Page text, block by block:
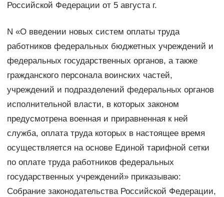
Российской Федерации от 5 августа г.
N «О введении новых систем оплаты труда
работников федеральных бюджетных учреждений и
федеральных государственных органов, а также
гражданского персонала воинских частей,
учреждений и подразделений федеральных органов
исполнительной власти, в которых законом
предусмотрена военная и приравненная к ней
служба, оплата труда которых в настоящее время
осуществляется на основе Единой тарифной сетки
по оплате труда работников федеральных
государственных учреждений» приказываю:
Собрание законодательства Российской Федерации,